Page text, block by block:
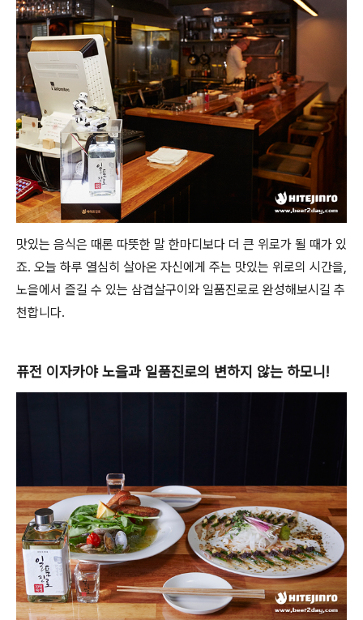
맛있는 음식은 때론 따뜻한 말 한마디보다 더 큰 위로가 될 때가 있
죠. 오늘 하루 열심히 살아온 자신에게 주는 맛있는 위로의 시간을,
노을에서 즐길 수 있는 삼겹살구이와 일품진로로 완성해보시길 추
천합니다.
퓨전 이자카야 노을과 일품진로의 변하지 않는 하모니!